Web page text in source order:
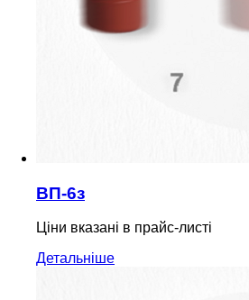
ВП-6з
Ціни вказані в прайс-листі
Детальніше